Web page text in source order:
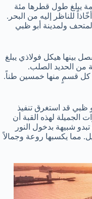
يبلغ طول قطرها مئة
للناظر إليه من البحر.
ولمدينة أبو ظبي
بينها هيكل فولاذي يبلغ
من الحديد الصلب.
كل قسمٍ منها خمسين طناً.
ظبي قد استغرق تنفيذ
الجميلة لهذه القبة أن
شبيهة بدخول النور
مما يكسبها روعة وجمالاً